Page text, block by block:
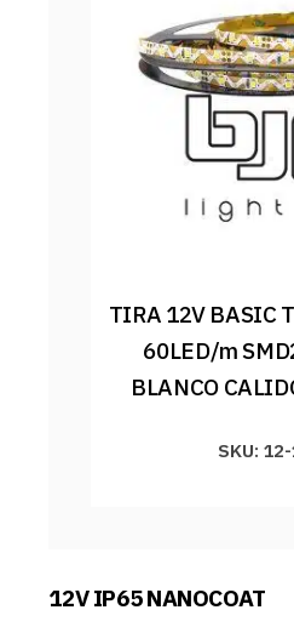
TIRA 12V BASIC
60LED/m
BLANCO
SKU:
12V IP65 NANOCOAT